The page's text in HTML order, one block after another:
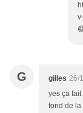
G gilles 26/
yes ça
fond de la